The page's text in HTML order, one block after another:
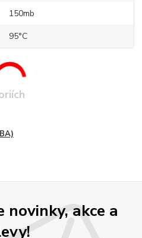
150mb
95°C
novinky, akce a